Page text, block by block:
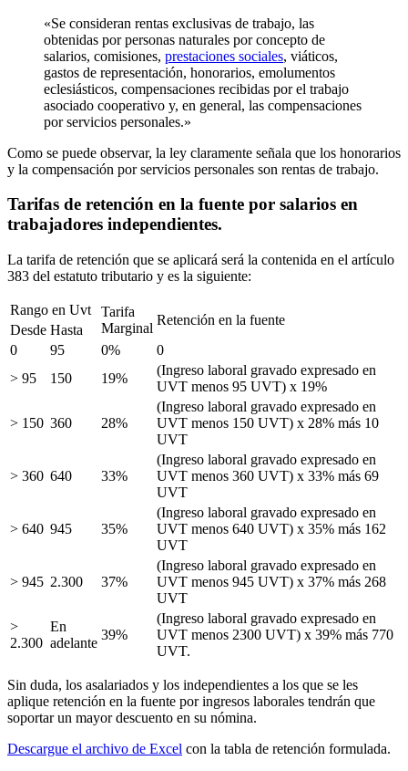
«Se consideran rentas exclusivas de trabajo, las
obtenidas por personas naturales por concepto de
salarios, comisiones, prestaciones sociales, viáticos,
gastos de representación, honorarios, emolumentos
eclesiásticos, compensaciones recibidas por el trabajo
asociado cooperativo y, en general, las compensaciones
por servicios personales.»
Como se puede observar, la ley claramente señala que los honorarios
y la compensación por servicios personales son rentas de trabajo.
Tarifas de retención en la fuente por salarios en
trabajadores independientes.
La tarifa de retención que se aplicará será la contenida en el artículo
383 del estatuto tributario y es la siguiente:
Rango en Uvt
Tarifa
Marginal
Retención en la fuente
Desde Hasta
0
95 0%
0
> 95
150 19%
(Ingreso laboral gravado expresado en
UVT menos 95 UVT) x 19%
> 150 360 28%
(Ingreso laboral gravado expresado en
UVT menos 150 UVT) x 28% más 10
UVT
> 360 640 33%
(Ingreso laboral gravado expresado en
UVT menos 360 UVT) x 33% más 69
UVT
> 640 945 35%
(Ingreso laboral gravado expresado en
UVT menos 640 UVT) x 35% más 162
UVT
> 945 2.300 37%
(Ingreso laboral gravado expresado en
UVT menos 945 UVT) x 37% más 268
UVT
>
2.300
En
adelante
39%
(Ingreso laboral gravado expresado en
UVT menos 2300 UVT) x 39% más 770
UVT.
Sin duda, los asalariados y los independientes a los que se les
aplique retención en la fuente por ingresos laborales tendrán que
soportar un mayor descuento en su nómina.
Descargue el archivo de Excel con la tabla de retención formulada.